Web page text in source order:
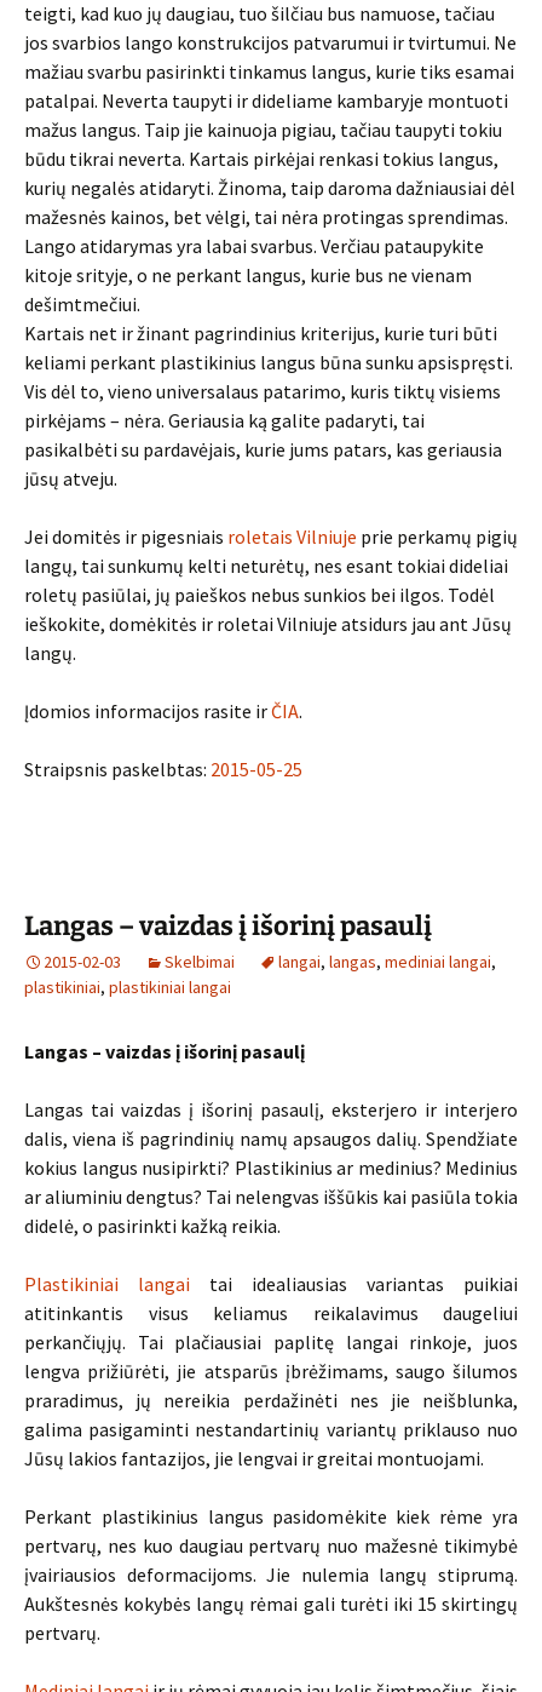
teigti, kad kuo jų daugiau, tuo šilčiau bus namuose, tačiau
jos svarbios lango konstrukcijos patvarumui ir tvirtumui. Ne
mažiau svarbu pasirinkti tinkamus langus, kurie tiks esamai
patalpai. Neverta taupyti ir dideliame kambaryje montuoti
mažus langus. Taip jie kainuoja pigiau, tačiau taupyti tokiu
būdu tikrai neverta. Kartais pirkėjai renkasi tokius langus,
kurių negalės atidaryti. Žinoma, taip daroma dažniausiai dėl
mažesnės kainos, bet vėlgi, tai nėra protingas sprendimas.
Lango atidarymas yra labai svarbus. Verčiau pataupykite
kitoje srityje, o ne perkant langus, kurie bus ne vienam
dešimtmečiui.
Kartais net ir žinant pagrindinius kriterijus, kurie turi būti
keliami perkant plastikinius langus būna sunku apsispręsti.
Vis dėl to, vieno universalaus patarimo, kuris tiktų visiems
pirkėjams – nėra. Geriausia ką galite padaryti, tai
pasikalbėti su pardavėjais, kurie jums patars, kas geriausia
jūsų atveju.
Jei domitės ir pigesniais roletais Vilniuje prie perkamų pigių
langų, tai sunkumų kelti neturėtų, nes esant tokiai dideliai
roletų pasiūlai, jų paieškos nebus sunkios bei ilgos. Todėl
ieškokite, domėkitės ir roletai Vilniuje atsidurs jau ant Jūsų
langų.
Įdomios informacijos rasite irČIA.
Straipsnis paskelbtas: 2015-05-25
Langas – vaizdas į išorinį pasaulį
2015-02-03 Skelbimai langai, langas, mediniai langai,
plastikiniai, plastikiniai langai
Langas – vaizdas į išorinį pasaulį
Langas tai vaizdas į išorinį pasaulį, eksterjero ir interjero
dalis, viena iš pagrindinių namų apsaugos dalių. Spendžiate
kokius langus nusipirkti? Plastikinius ar medinius? Medinius
ar aliuminiu dengtus? Tai nelengvas iššūkis kai pasiūla tokia
didelė, o pasirinkti kažką reikia.
Plastikiniai langai tai idealiausias variantas puikiai
atitinkantis visus keliamus reikalavimus daugeliui
perkančiųjų. Tai plačiausiai paplitę langai rinkoje, juos
lengva prižiūrėti, jie atsparūs įbrėžimams, saugo šilumos
praradimus, jų nereikia perdažinėti nes jie neišblunka,
galima pasigaminti nestandartinių variantų priklauso nuo
Jūsų lakios fantazijos, jie lengvai ir greitai montuojami.
Perkant plastikinius langus pasidomėkite kiek rėme yra
pertvarų, nes kuo daugiau pertvarų nuo mažesnė tikimybė
įvairiausios deformacijoms. Jie nulemia langų stiprumą.
Aukštesnės kokybės langų rėmai gali turėti iki 15 skirtingų
pertvarų.